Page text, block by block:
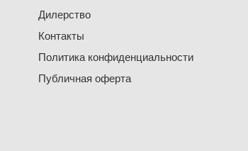
Дилерство
Контакты
Политика конфиденциальности
Публичная оферта